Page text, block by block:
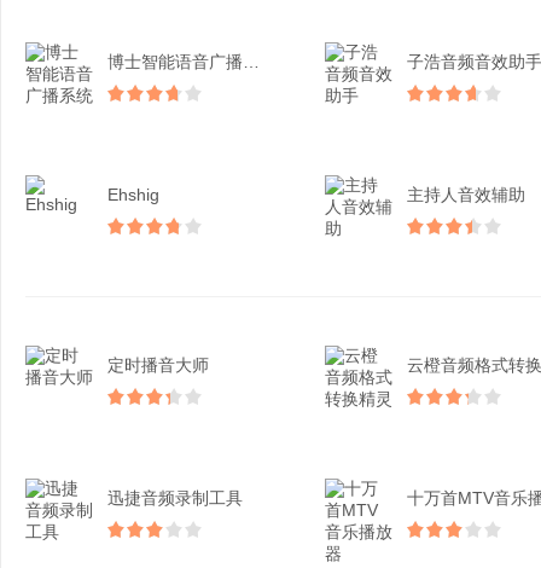
子浩音频音效助手
Ehshig 主持人音效辅助
定时播音大师
迅捷音频录制工具